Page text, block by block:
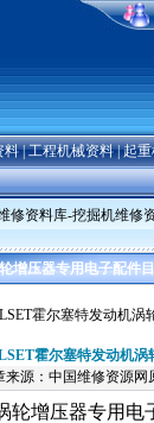
料|工程机械资料|起
修资料库-挖掘机维修
增压器专用电子配件
霍尔塞特发动机涡
霍尔塞特发动机涡
源：中国维修资源
轮增压器专用